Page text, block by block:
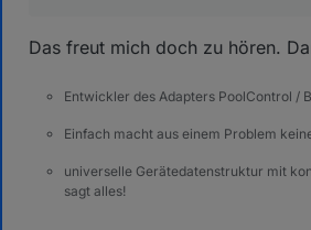
Das freut mich doch zu hören.
Entwickler des Adapters PoolControl /
Einfach macht aus einem Problem
universelle Gerätedatenstruktur mit
sagt alles!